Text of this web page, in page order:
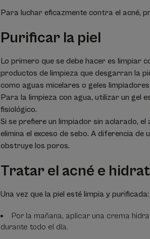
Para luchar eficazmente contra el acné,
Purificar la piel
Lo primero que se debe hacer es limpiar
productos de limpieza que desgarran la
como aguas micelares o geles
Para la limpieza con agua, utilizar un gel
fisiológico.
Si se prefiere un limpiador sin aclarado,
elimina el exceso de sebo. A diferencia de
obstruye los poros.
Tratar el acné e
Una vez que la piel esté limpia y purificada:
Por la mañana, aplicar una crema
durante todo el día.